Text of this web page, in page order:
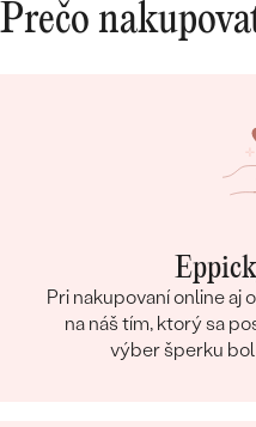
Prečo
Pri nakupovaní online aj
na náš tím, ktorý sa
výber šperku